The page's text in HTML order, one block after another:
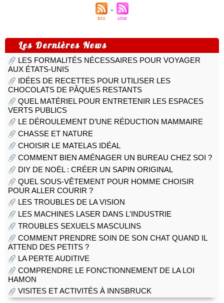
Les Dernières News
LES FORMALITÉS NÉCESSAIRES POUR VOYAGER
AUX ÉTATS-UNIS
IDÉES DE RECETTES POUR UTILISER LES
CHOCOLATS DE PÂQUES RESTANTS
QUEL MATÉRIEL POUR ENTRETENIR LES ESPACES
VERTS PUBLICS
LE DÉROULEMENT D’UNE RÉDUCTION MAMMAIRE
CHASSE ET NATURE
CHOISIR LE MATELAS IDÉAL
COMMENT BIEN AMÉNAGER UN BUREAU CHEZ SOI ?
DIY DE NOËL : CRÉER UN SAPIN ORIGINAL
QUEL SOUS-VÊTEMENT POUR HOMME CHOISIR
POUR ALLER COURIR ?
LES TROUBLES DE LA VISION
LES MACHINES LASER DANS L'INDUSTRIE
TROUBLES SEXUELS MASCULINS
COMMENT PRENDRE SOIN DE SON CHAT QUAND IL
ATTEND DES PETITS ?
LA PERTE AUDITIVE
COMPRENDRE LE FONCTIONNEMENT DE LA LOI
HAMON
VISITES ET ACTIVITÉS À INNSBRUCK